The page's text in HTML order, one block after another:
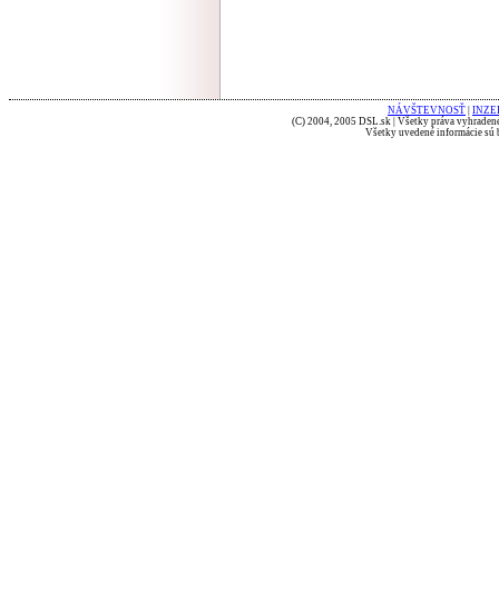
NÁVŠTEVNOSŤ
(C) 2004, 2005 DSL.sk | Všetky práva
Všetky uvedené informácie sú